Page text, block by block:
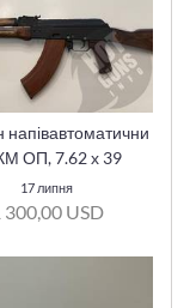
напівавтоматични
ОП, 7.62 х 39
17 липня
300,00 USD